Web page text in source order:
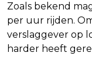
Zoals bekend
per uur rijden.
verslaggever op
harder heeft